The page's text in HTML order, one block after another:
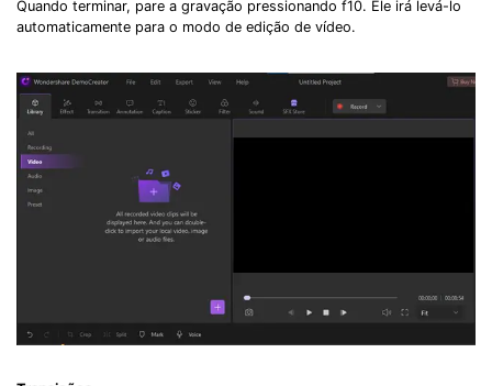
Quando terminar, pare a gravação pressionando f10. Ele irá levá-lo
automaticamente para o modo de edição de vídeo.